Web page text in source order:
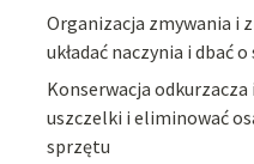
Organizacja zmywania i
układać naczynia i dbać
Konserwacja
uszczelki i eliminować
sprzętu